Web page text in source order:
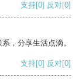
支持[0] 反对[0]
，分享生活点滴。
支持[0] 反对[0]